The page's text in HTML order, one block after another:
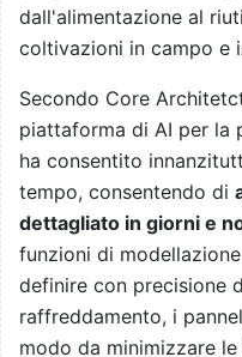
dall'alimentazione al
coltivazioni in campo e
Secondo Core
piattaforma di AI per la
ha consentito
tempo, consentendo di
dettagliato in giorni e
funzioni di
definire con precisione
raffreddamento, i
modo da minimizzare